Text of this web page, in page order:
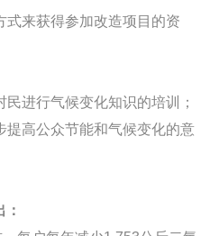
来获得参加改造项目的资
进行气候变化知识的培训；
高公众节能和气候变化的意